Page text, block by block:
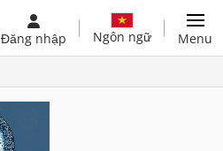
Đăng nhập Ngôn ngữ Menu